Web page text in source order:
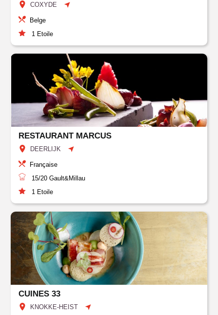
COXYDE
Belge
1 Etoile
RESTAURANT MARCUS
DEERLIJK
Française
15/20 Gault&Millau
1 Etoile
CUINES 33
KNOKKE-HEIST